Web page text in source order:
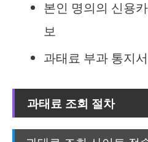
본인 명의의 신용
보
과태료 부과 통지
과태료 조회 절차